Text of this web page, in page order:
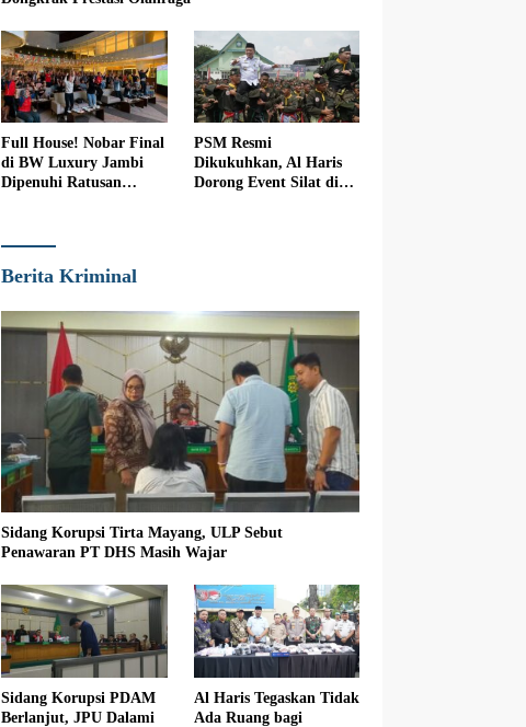
Full House! Nobar Final
di BW Luxury Jambi
Dipenuhi Ratusan
PSM Resmi
Dikukuhkan, Al Haris
Dorong Event Silat di
Berita Kriminal
Sidang Korupsi Tirta Mayang, ULP Sebut
Penawaran PT DHS Masih Wajar
Sidang Korupsi PDAM
Berlanjut, JPU Dalami
Al Haris Tegaskan Tidak
Ada Ruang bagi